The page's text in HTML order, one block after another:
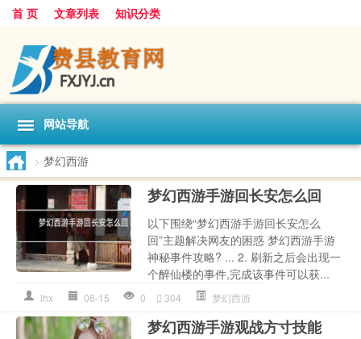
首 页 文章列表 知识分类
网站导航
> 梦幻西游
梦幻西游手游回长安怎么回
以下围绕“梦幻西游手游回长安怎么
回”主题解决网友的困惑 梦幻西游手游
神秘事件攻略? ... 2. 刷新之后会出现一
个醉仙楼的事件,完成该事件可以获...
lhx 06-15 0 304 梦幻西游
梦幻西游手游观战方寸技能